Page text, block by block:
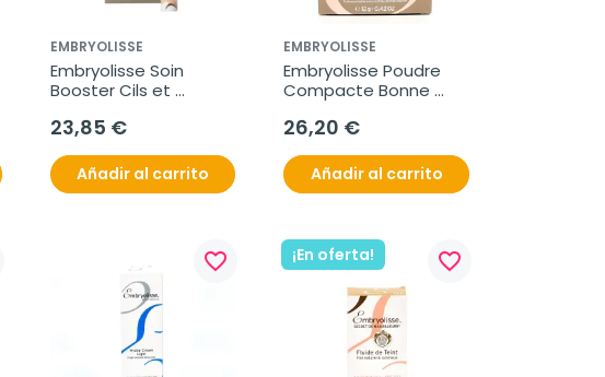
EMBRYOLISSE
Embryolisse Soin
Booster Cils et
23,85 €
Añadir al carrito
EMBRYOLISSE
Embryolisse Poudre
Compacte Bonne
26,20 €
Añadir al carrito
favorite_border ¡En oferta! favorite_border